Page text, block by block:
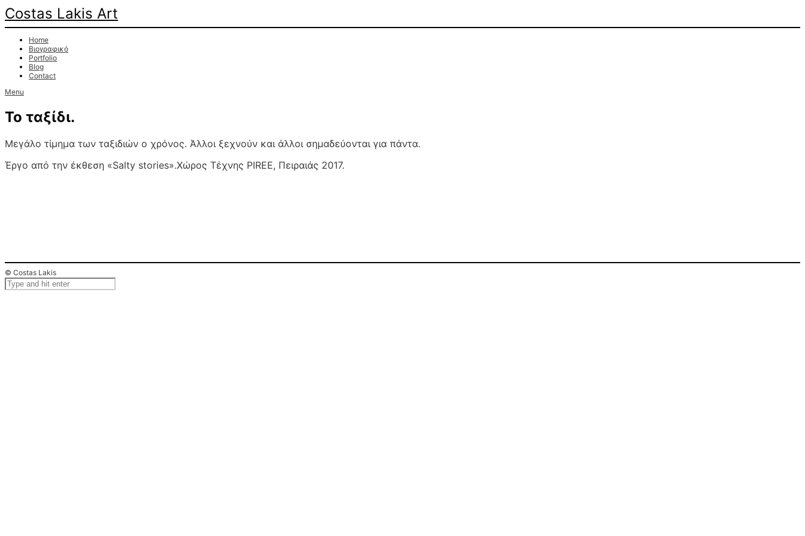
Costas Lakis Art
Home
Βιογραφικό
Portfolio
Blog
Contact
Menu
Το ταξίδι.
Μεγάλο τίμημα των ταξιδιών ο χρόνος. Άλλοι ξεχνούν και άλλοι σημαδεύονται για πάντα.
Έργο από την έκθεση «Salty stories».Χώρος Τέχνης PIREE, Πειραιάς 2017.
© Costas Lakis